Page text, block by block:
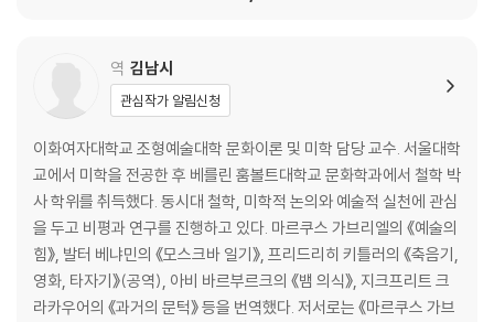
역 김남시
관심작가 알림신청
이화여자대학교 조형예술대학 문화이론 및 미학 담당 교수. 서울대학
교에서 미학을 전공한 후 베를린 훔볼트대학교 문화학과에서 철학 박
사 학위를 취득했다. 동시대 철학, 미학적 논의와 예술적 실천에 관심
을 두고 비평과 연구를 진행하고 있다. 마르쿠스 가브리엘의 《예술의
힘》, 발터 베냐민의 《모스크바 일기》, 프리드리히 키틀러의 《축음기,
영화, 타자기》(공역), 아비 바르부르크의 《뱀 의식》, 지크프리트 크
라카우어의 《과거의 문턱》 등을 번역했다. 저서로는 《마르쿠스 가브